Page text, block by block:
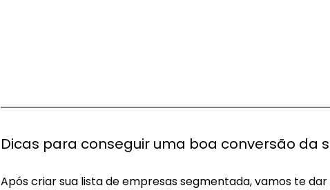
Dicas para conseguir uma boa conversão da
Após criar sua lista de empresas segmentada, vamos te